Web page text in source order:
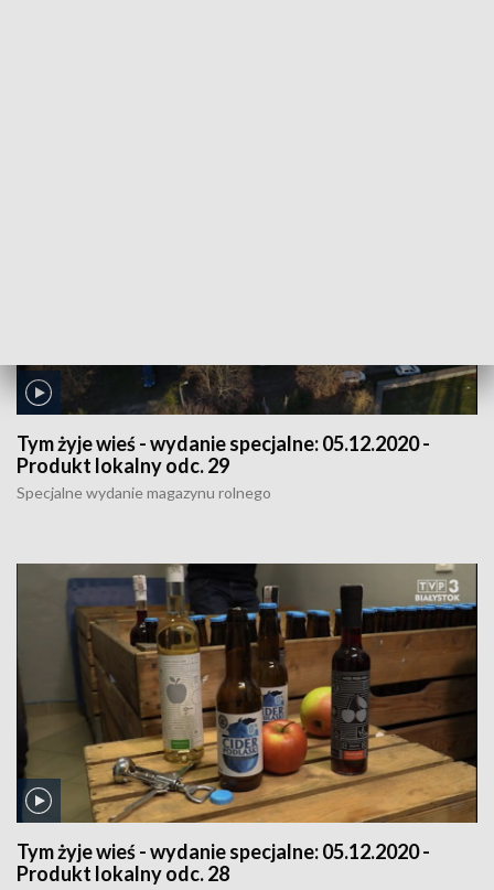
Tym żyje wieś - wydanie specjalne:05.12.2020 -
Produkt lokalny odc. 29
Specjalne wydanie magazynu rolnego
Tym żyje wieś - wydanie specjalne:05.12.2020 -
Produkt lokalny odc. 28